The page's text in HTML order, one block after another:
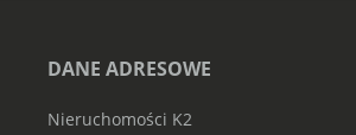
DANE ADRESOWE
Nieruchomości K2